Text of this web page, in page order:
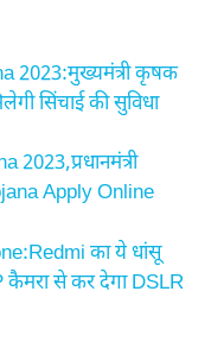
2023:मुख्यमंत्री कृषक
सिंचाई की सुविधा
Apply Online
का ये धांसू
कैमरा से कर देगा DSLR